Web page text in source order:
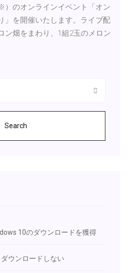
）のオンラインイベント「オン
」を開催いたします。ライブ配
ン畑をまわり、1組2玉のメロン
Search
10のダウンロードを獲得
ウンロードしない